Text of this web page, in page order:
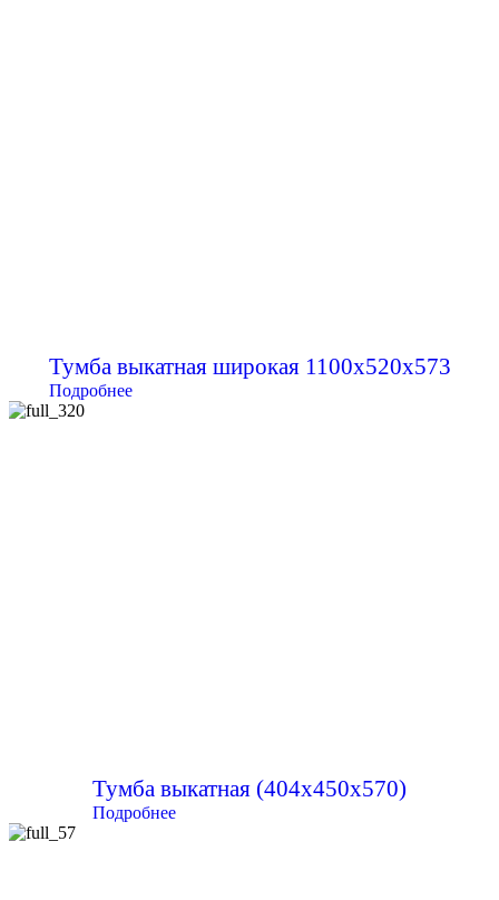
Тумба выкатная широкая 1100х520х573
Подробнее
Тумба выкатная (404х450х570)
Подробнее